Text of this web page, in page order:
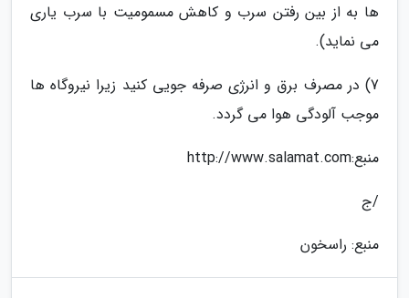
ها به از بین رفتن سرب و کاهش مسمومیت با سرب یاری
می نماید).
7) در مصرف برق و انرژی صرفه جویی کنید زیرا نیروگاه ها
موجب آلودگی هوا می گردد.
منبع:http://www.salamat.com
/ج
منبع: راسخون